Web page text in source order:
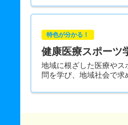
特色が分かる！
健康医療スポーツ
地域に根ざした医療や
問を学び、地域社会で